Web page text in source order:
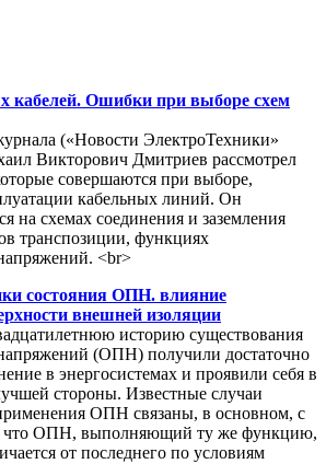
кабелей. Ошибки при выборе схем
(«Новости ЭлектроТехники»
Викторович Дмитриев рассмотрел
совершаются при выборе,
кабельных линий. Он
на схемах соединения и заземления
транспозиции, функциях
<br>
состояния ОПН. влияние
внешней изоляции
историю существования
(ОПН) получили достаточно
в энергосистемах и проявили себя в
стороны. Известные случаи
ОПН связаны, в основном, с
что ОПН, выполняющий ту же функцию,
от последнего по условиям